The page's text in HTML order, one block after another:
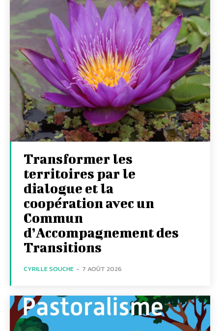
Transformer les
territoires par le
dialogue et la
coopération avec un
Commun
d’Accompagnement des
Transitions
CYRILLE SOUCHE - 7 AOÛT 2026